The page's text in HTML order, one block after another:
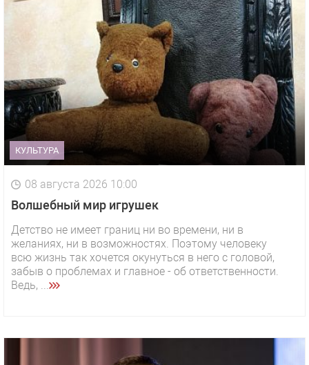
КУЛЬТУРА
08 августа 2026 10:00
Волшебный мир игрушек
Детство не имеет границ ни во времени, ни в
желаниях, ни в возможностях. Поэтому человеку
всю жизнь так хочется окунуться в него с головой,
забыв о проблемах и главное - об ответственности.
Ведь, ...